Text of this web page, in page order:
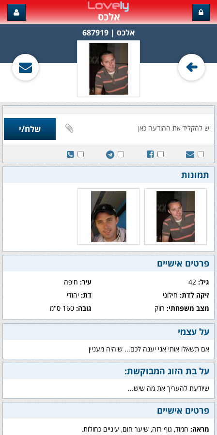
אלכס
אלכס‏ | 687919
תמונות
פרטים אישיים
גיל: עיר:חיפה
זיקה לדת: חילוני דת:יהודי
מצב משפחתי: רווק גובה:160 ס"מ
על עצמי
אם תשאלו אותי אני יענה לכם... שיהיה מעניין
על בת הזוג המבוקשת:
שיודעת להעריך את מה שיש...
פרטים אישיים
מראה: חמוד, גוף רזה, שיער חום, עיניים כחולות.